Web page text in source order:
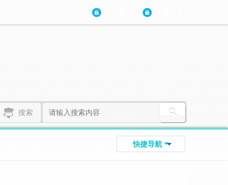
搜索
快捷导航